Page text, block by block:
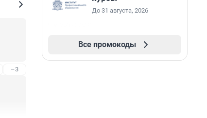
–3
До 31 августа, 2026
Все промокоды